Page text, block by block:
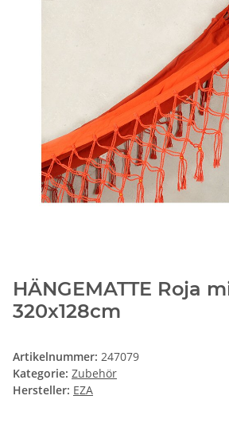
HÄNGEMATTE Roja
320x128cm
Artikelnummer: 247079
Kategorie: Zubehör
Hersteller: EZA